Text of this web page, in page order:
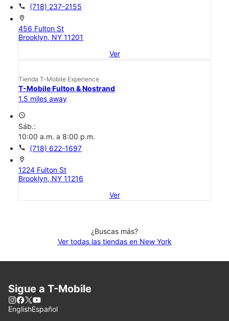
call (718) 237-2155
location_on
456 Fulton St
Brooklyn, NY 11201
Ver
Tienda T-Mobile Experience
T-Mobile Fulton & Nostrand
1.5 miles away
access_time
Sáb.:
10:00 a.m. a 8:00 p.m.
call (718) 622-1697
location_on
1224 Fulton St
Brooklyn, NY 11216
Ver
¿Buscas más?
Ver todas las tiendas en New York